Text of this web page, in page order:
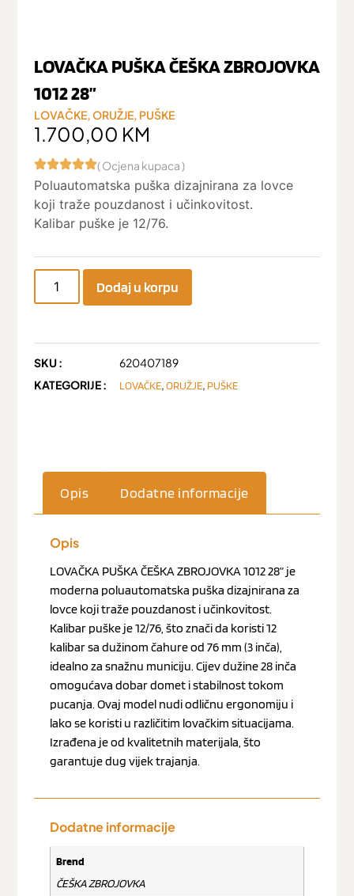
LOVAČKA PUŠKA ČEŠKA ZBROJOVKA
1012 28”
LOVAČKE,ORUŽJE, PUŠKE
1.700,00 KM
( Ocjena kupaca )
Poluautomatska puška dizajnirana za lovce
koji traže pouzdanost i učinkovitost.
Kalibar puške je 12/76.
Dodaj u korpu
SKU :
620407189
KATEGORIJE :
LOVAČKE,ORUŽJE, PUŠKE
Opis Dodatne informacije
Opis
LOVAČKA PUŠKA ČEŠKA ZBROJOVKA 1012 28” je
moderna poluautomatska puška dizajnirana za
lovce koji traže pouzdanost i učinkovitost.
Kalibar puške je 12/76, što znači da koristi 12
kalibar sa dužinom čahure od 76 mm (3 inča),
idealno za snažnu municiju. Cijev dužine 28 inča
omogućava dobar domet i stabilnost tokom
pucanja. Ovaj model nudi odličnu ergonomiju i
lako se koristi u različitim lovačkim situacijama.
Izrađena je od kvalitetnih materijala, što
garantuje dug vijek trajanja.
Dodatne informacije
Brend
ČEŠKA ZBROJOVKA